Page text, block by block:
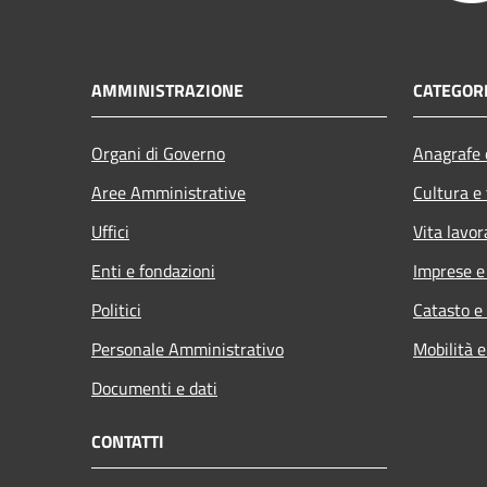
AMMINISTRAZIONE
Organi di Governo
Aree Amministrative
Uffici
Enti e fondazioni
Politici
Personale Amministrativo
Documenti e dati
Cultura
Vita
Imprese
Catasto
Mobilità
CONTATTI